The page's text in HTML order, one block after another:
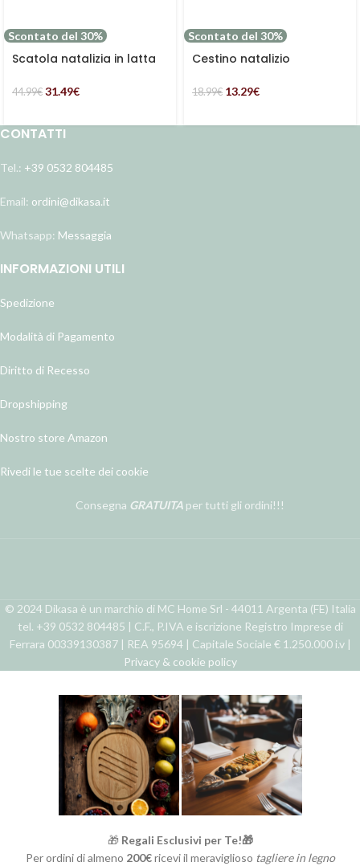
Scontato del 30%
Scatola natalizia in latta
44.99€ 31.49€
Scontato del 30%
Cestino natalizio
agrifoglio
18.99€ 13.29€
CONTATTI
Tel.: +39 0532 804485
Email: ordini@dikasa.it
Whatsapp: Messaggia
INFORMAZIONI UTILI
Spedizione
Modalità di Pagamento
Diritto di Recesso
Dropshipping
Nostro store Amazon
Rivedi le tue scelte dei cookie
Consegna GRATUITA per tutti gli ordini!!!
© 2024 Dikasa è un marchio di MC Home Srl - 44011 Argenta (FE) Italia
tel. +39 0532 804485 | C.F., P.IVA e iscrizione Registro Imprese di
Ferrara 00339130387 | REA 95694 | Capitale Sociale € 1.250.000 i.v |
Privacy & cookie policy
🎁 Regali Esclusivi per Te!🎁
Per ordini di almeno 200€ricevi il meraviglioso tagliere in legno